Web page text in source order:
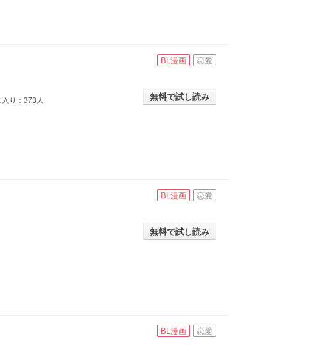
BL漫画 恋愛
無料で試し読み
入り：373人
BL漫画 恋愛
無料で試し読み
BL漫画 恋愛